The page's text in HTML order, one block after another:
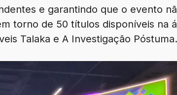
e garantindo que o evento
torno de 50 títulos disponíveis na
Talaka e A Investigação Póstuma.